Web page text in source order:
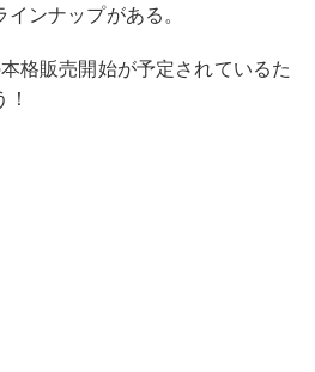
ンナップがある。
格販売開始が予定されているた